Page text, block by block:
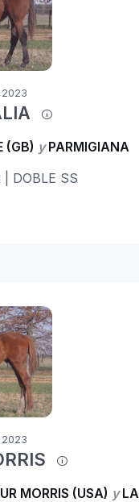
(GB) yPARMIGIANA
DOBLE SS
MORRIS (USA) yLA